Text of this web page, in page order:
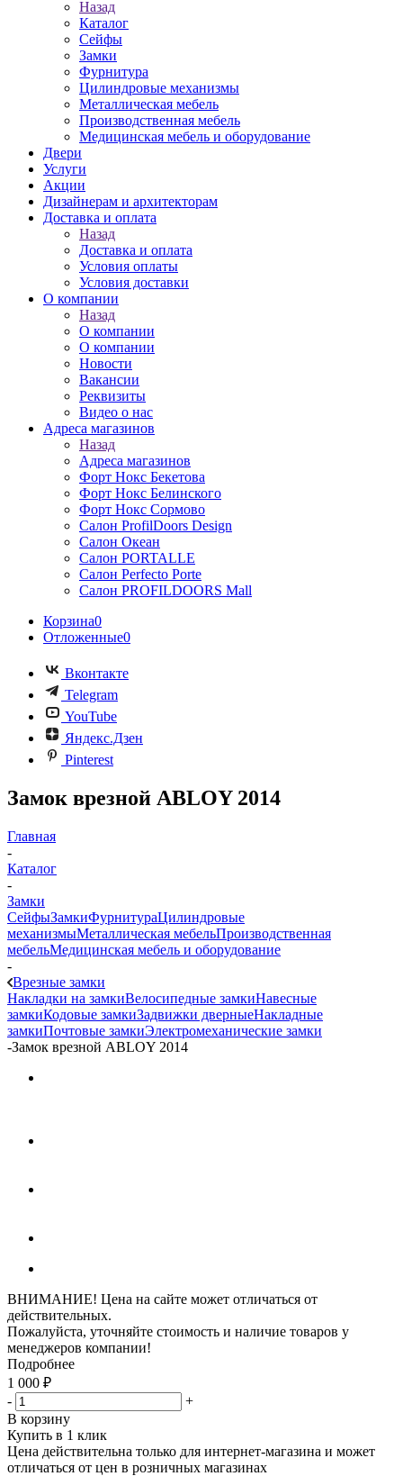
Назад
Каталог
Сейфы
Замки
Фурнитура
Цилиндровые механизмы
Металлическая мебель
Производственная мебель
Медицинская мебель и оборудование
Двери
Услуги
Акции
Дизайнерам и архитекторам
Доставка и оплата
Назад
Доставка и оплата
Условия оплаты
Условия доставки
О компании
Назад
О компании
О компании
Новости
Вакансии
Реквизиты
Видео о нас
Адреса магазинов
Назад
Адреса магазинов
Форт Нокс Бекетова
Форт Нокс Белинского
Форт Нокс Сормово
Салон ProfilDoors Design
Салон Океан
Салон PORTALLE
Салон Perfecto Portе
Салон PROFILDOORS Mall
Корзина0
Отложенные0
Вконтакте
Telegram
YouTube
Яндекс.Дзен
Pinterest
Замок врезной ABLOY 2014
Главная
-
Каталог
-
Замки
СейфыЗамкиФурнитураЦилиндровые
механизмыМеталлическая мебельПроизводственная
мебельМедицинская мебель и оборудование
-
Врезные замки
Накладки на замкиВелосипедные замкиНавесные
замкиКодовые замкиЗадвижки дверныеНакладные
замкиПочтовые замкиЭлектромеханические замки
-Замок врезной ABLOY 2014
ВНИМАНИЕ! Цена на сайте может отличаться от
действительных.
Пожалуйста, уточняйте стоимость и наличие товаров у
менеджеров компании!
Подробнее
1 000 ₽
-
+
В корзину
Купить в 1 клик
Цена действительна только для интернет-магазина и может
отличаться от цен в розничных магазинах